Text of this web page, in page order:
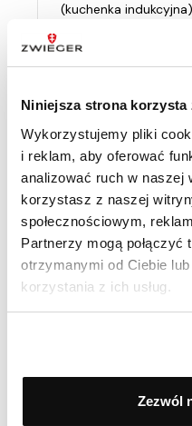
Niniejsza strona
Wykorzystujemy pliki
i reklam, aby oferować
analizować ruch w naszej
korzystasz z naszej
społecznościowym,
Partnerzy mogą
otrzymanymi od Ciebie
korzystania z ich usług.
Zezwól
(kuchenka
Ocenił(a) produkt na
Opinia zamieszczona
Świetny... co do
ale wygląda na trwały.
Ocenił(a) produkt na
Opinia zamieszczona
Ocenił(a) produkt na